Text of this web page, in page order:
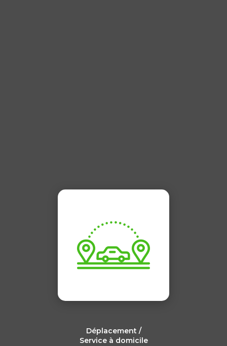
Déplacement /
Service à domicile